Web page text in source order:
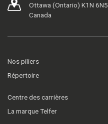
Ottawa (Ontario) K1N 6N5
Canada
Nos piliers
Répertoire
Centre des carrières
La marque Telfer